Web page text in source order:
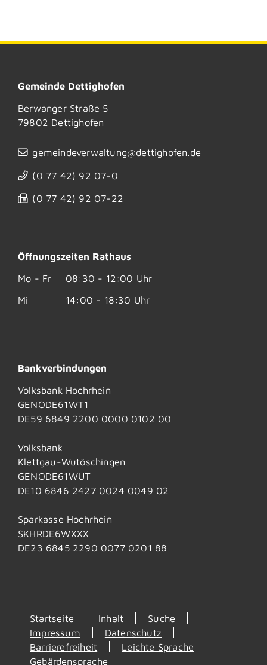
Gemeinde Dettighofen
Berwanger Straße 5
79802 Dettighofen
gemeindeverwaltung@dettighofen.de
(0 77 42) 92 07-0
(0 77 42) 92 07-22
Öffnungszeiten Rathaus
Mo - Fr
08:30 - 12:00 Uhr
Mi
14:00 - 18:30 Uhr
Bankverbindungen
Volksbank Hochrhein
GENODE61WT1
DE59 6849 2200 0000 0102 00
Volksbank
Klettgau-Wutöschingen
GENODE61WUT
DE10 6846 2427 0024 0049 02
Sparkasse Hochrhein
SKHRDE6WXXX
DE23 6845 2290 0077 0201 88
Startseite Inhalt
Suche
Impressum
Datenschutz
Barrierefreiheit
Leichte Sprache
Gebärdensprache